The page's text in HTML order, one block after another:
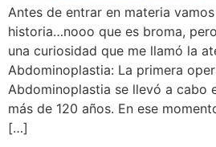
Antes de entrar en materia
historia…nooo que es broma,
una curiosidad que me llamó la
Abdominoplastia: La primera
Abdominoplastia se llevó a cabo
más de 120 años. En ese
[…]